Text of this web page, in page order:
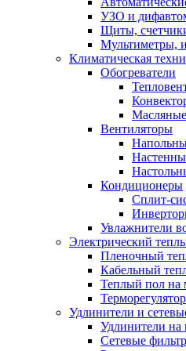
УЗО и
Щиты,
Мультиметры,
Климатическая
Обогреватели
Масляные
Вентиляторы
Кондиционеры
Сплит-
Увлажнители
Электрический
Пленочный
Кабельный
Теплый пол на
Удлинители и
Удлинители на
Сетевые